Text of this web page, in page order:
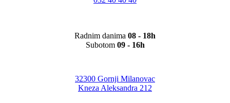
Radnim danima 08 - 18h
Subotom 09 - 16h
32300 Gornji Milanovac
Kneza Aleksandra 212